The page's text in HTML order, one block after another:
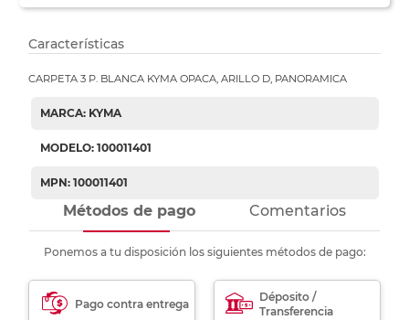
Características
CARPETA 3 P. BLANCA KYMA OPACA, ARILLO D, PANORAMICA
MARCA: KYMA
MODELO: 100011401
MPN: 100011401
Métodos de pago Comentarios
Ponemos a tu disposición los siguientes métodos de pago:
Pago contra entrega
Déposito /
Transferencia